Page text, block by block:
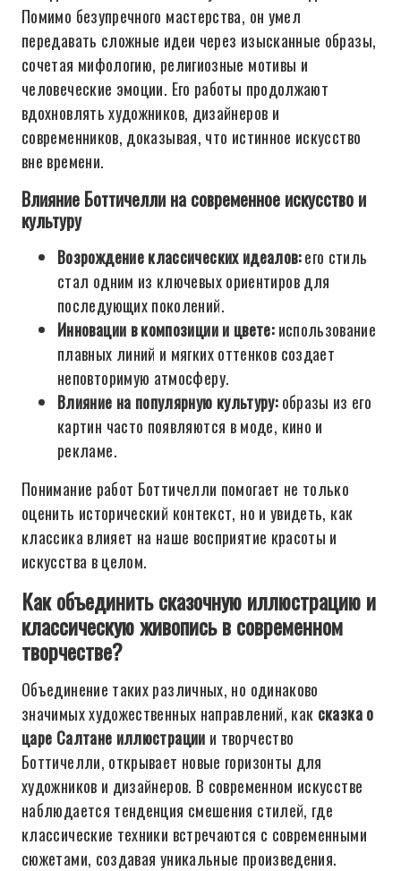
Помимо безупречного мастерства, он умел
передавать сложные идеи через изысканные образы,
сочетая мифологию, религиозные мотивы и
человеческие эмоции. Его работы продолжают
вдохновлять художников, дизайнеров и
современников, доказывая, что истинное искусство
вне времени.
Влияние Боттичелли на современное искусство и
культуру
Возрождение классических идеалов:его стиль
стал одним из ключевых ориентиров для
последующих поколений.
Инновации в композиции и цвете:использование
плавных линий и мягких оттенков создает
неповторимую атмосферу.
Влияние на популярную культуру:образы из его
картин часто появляются в моде, кино и
рекламе.
Понимание работ Боттичелли помогает не только
оценить исторический контекст, но и увидеть, как
классика влияет на наше восприятие красоты и
искусства в целом.
Как объединить сказочную иллюстрацию и
классическую живопись в современном
творчестве?
Объединение таких различных, но одинаково
значимых художественных направлений, как сказка о
царе Салтане иллюстрации и творчество
Боттичелли, открывает новые горизонты для
художников и дизайнеров. В современном искусстве
наблюдается тенденция смешения стилей, где
классические техники встречаются с современными
сюжетами, создавая уникальные произведения.